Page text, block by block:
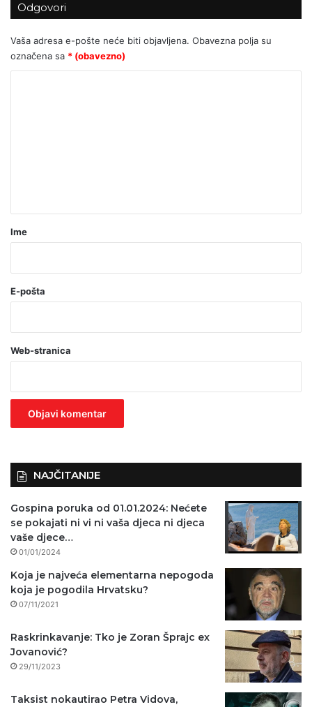
Bihać – 1995.
Odgovori
Vaša adresa e-pošte neće biti objavljena. Obavezna polja su
označena sa * (obavezno)
r
o
a
v
z
Ime
E-pošta
Web-stranica
NAJČITANIJE
Gospina poruka od 01.01.2024: Nećete
se pokajati ni vi ni vaša djeca ni djeca
vaše djece…
01/01/2024
Koja je najveća elementarna nepogoda
koja je pogodila Hrvatsku?
07/11/2021
Raskrinkavanje: Tko je Zoran Šprajc ex
Jovanović?
29/11/2023
Taksist nokautirao Petra Vidova,